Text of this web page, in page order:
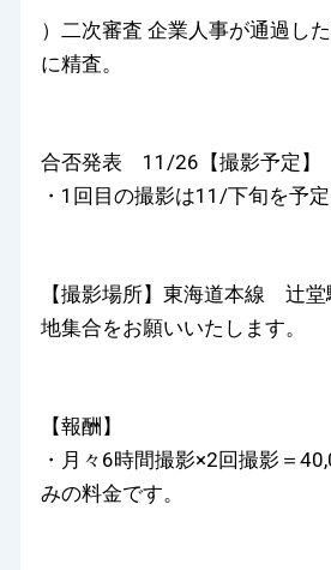
）二次審査 企業人事が通過し
に精査。
合否発表 11/26【撮影予定】
・1回目の撮影は11/下旬を予定
【撮影場所】東海道本線 辻
地集合をお願いいたします。
【報酬】
・月々6時間撮影×2回撮影＝
みの料金です。